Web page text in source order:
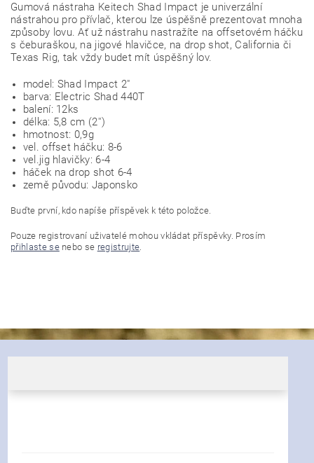
Gumová nástraha Keitech Shad Impact je univerzální
nástrahou pro přívlač, kterou lze úspěšně prezentovat mnoha
způsoby lovu. Ať už nástrahu nastražíte na offsetovém háčku
s čeburaškou, na jigové hlavičce, na drop shot, California či
Texas Rig, tak vždy budet mít úspěšný lov.
model: Shad Impact 2"
barva: Electric Shad 440T
balení: 12ks
délka: 5,8 cm (2'')
hmotnost: 0,9g
vel. offset háčku: 8-6
vel.jig hlavičky: 6-4
háček na drop shot 6-4
země původu: Japonsko
Buďte první, kdo napíše příspěvek k této položce.
Pouze registrovaní uživatelé mohou vkládat příspěvky. Prosím
přihlaste senebo se registrujte.